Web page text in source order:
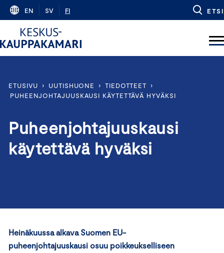
Skip
content
EN SV FI ETSI
ETUSIVU › UUTISHUONE › TIEDOTTEET
›
PUHEENJOHTAJUUSKAUSI KÄYTETTÄVÄ HYVÄKSI
Puheenjohtajuuskausi
käytettävä hyväksi
Heinäkuussa alkava Suomen EU-
puheenjohtajuuskausi osuu poikkeukselliseen